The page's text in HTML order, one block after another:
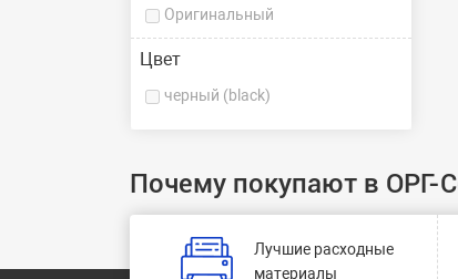
Оригинальный
Цвет
черный (black)
Почему покупают в ОРГ-
Лучшие расходные
материалы